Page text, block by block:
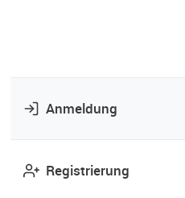
Anmeldung
Registrierung